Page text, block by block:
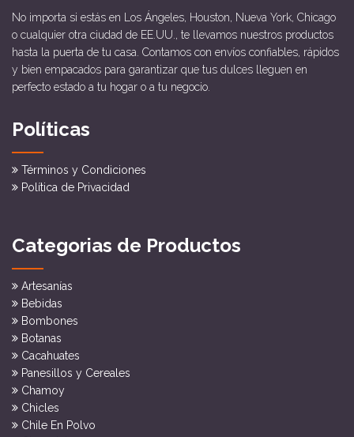
No importa si estás en Los Ángeles, Houston, Nueva York, Chicago
o cualquier otra ciudad de EE.UU., te llevamos nuestros productos
hasta la puerta de tu casa. Contamos con envíos confiables, rápidos
y bien empacados para garantizar que tus dulces lleguen en
perfecto estado a tu hogar o a tu negocio.
Políticas
Términos y Condiciones
Política de Privacidad
Categorias de Productos
Artesanías
Bebidas
Bombones
Botanas
Cacahuates
Panesillos y Cereales
Chamoy
Chicles
Chile En Polvo